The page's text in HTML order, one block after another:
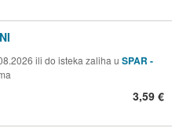
ili do isteka zaliha u SPAR -
3,59 €